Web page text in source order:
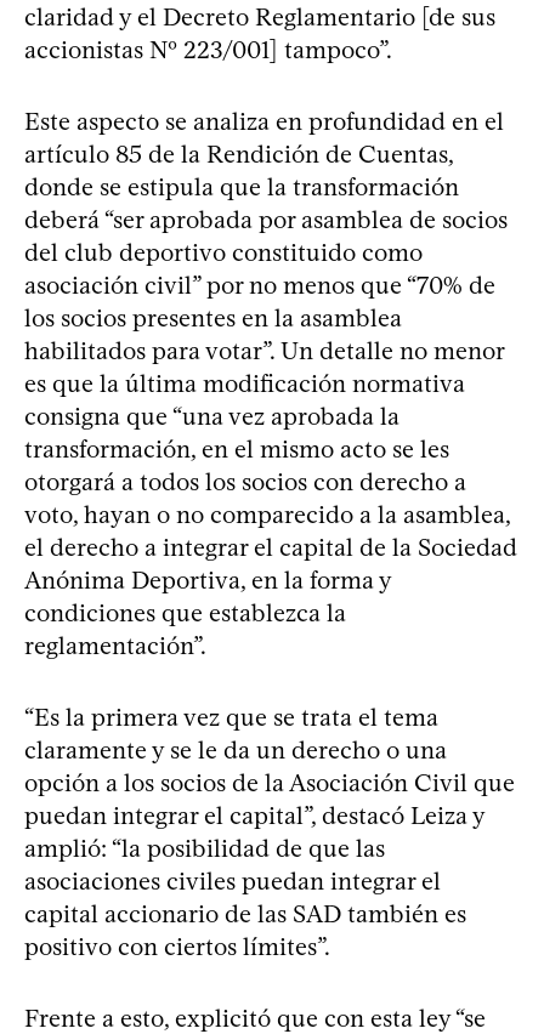
claridad y el Decreto Reglamentario [de sus
accionistas Nº 223/001] tampoco”.
Este aspecto se analiza en profundidad en el
artículo 85 de la Rendición de Cuentas,
donde se estipula que la transformación
deberá “ser aprobada por asamblea de socios
del club deportivo constituido como
asociación civil” por no menos que “70% de
los socios presentes en la asamblea
habilitados para votar”. Un detalle no menor
es que la última modificación normativa
consigna que “una vez aprobada la
transformación, en el mismo acto se les
otorgará a todos los socios con derecho a
voto, hayan o no comparecido a la asamblea,
el derecho a integrar el capital de la Sociedad
Anónima Deportiva, en la forma y
condiciones que establezca la
reglamentación”.
“Es la primera vez que se trata el tema
claramente y se le da un derecho o una
opción a los socios de la Asociación Civil que
puedan integrar el capital”, destacó Leiza y
amplió: “la posibilidad de que las
asociaciones civiles puedan integrar el
capital accionario de las SAD también es
positivo con ciertos límites”.
Frente a esto, explicitó que con esta ley “se